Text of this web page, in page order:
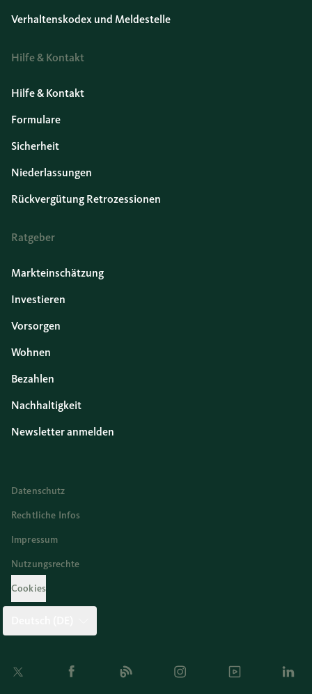
Verhaltenskodex und Meldestelle
Hilfe & Kontakt
Hilfe & Kontakt
Formulare
Sicherheit
Niederlassungen
Rückvergütung Retrozessionen
Ratgeber
Markteinschätzung
Investieren
Vorsorgen
Wohnen
Bezahlen
Nachhaltigkeit
Newsletter anmelden
Datenschutz
Rechtliche Infos
Impressum
Nutzungsrechte
Cookies
Twitter Facebook Blog Instagram Youtube